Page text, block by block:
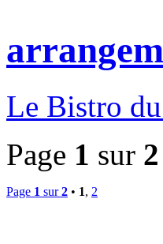
Le Bistro
Page 1 sur 2
Page 1 sur2 • 1, 2